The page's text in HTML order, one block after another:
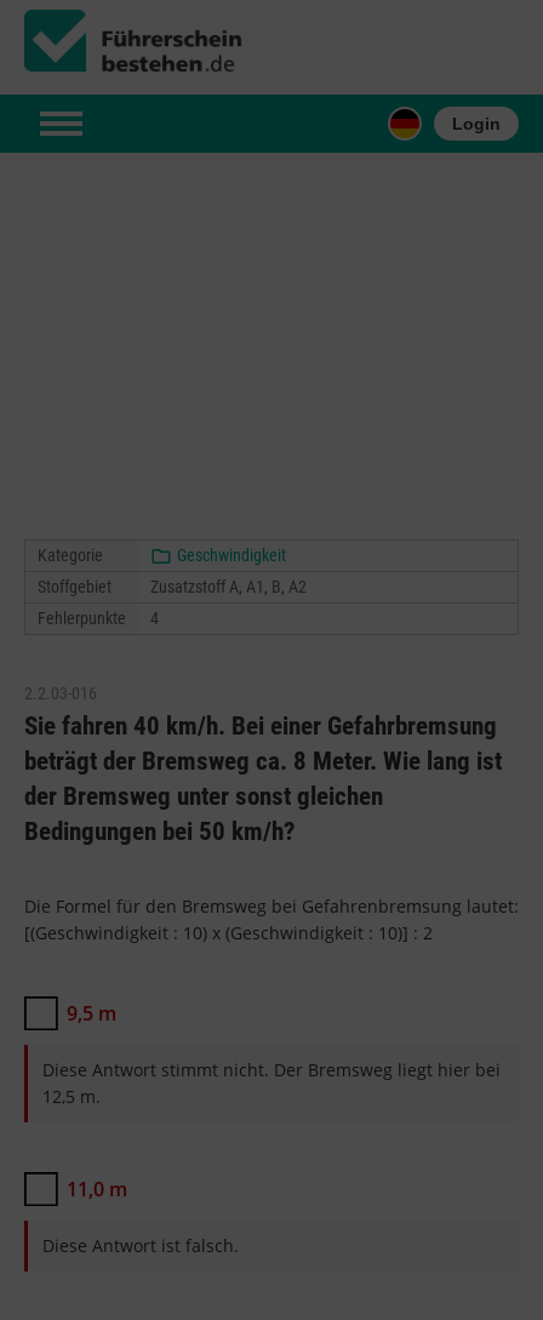
Login
Kategorie
Geschwindigkeit
Stoffgebiet
Zusatzstoff A, A1, B, A2
Fehlerpunkte
4
2.2.03-016
Sie fahren 40 km/h. Bei einer Gefahrbremsung
beträgt der Bremsweg ca. 8 Meter. Wie lang ist
der Bremsweg unter sonst gleichen
Bedingungen bei 50 km/h?
Die Formel für den Bremsweg bei Gefahrenbremsung lautet:
[(Geschwindigkeit : 10) x (Geschwindigkeit : 10)] : 2
9,5 m
Diese Antwort stimmt nicht. Der Bremsweg liegt hier bei
12,5 m.
11,0 m
Diese Antwort ist falsch.